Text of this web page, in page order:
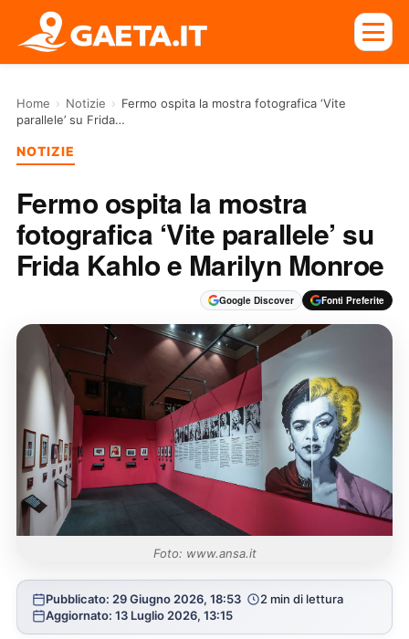
Home › Notizie › Fermo ospita la mostra fotografica ‘Vite
parallele’ su Frida…
NOTIZIE
Fermo ospita la mostra
fotografica ‘Vite parallele’ su
Frida Kahlo e Marilyn Monroe
Google Discover Fonti Preferite
Foto: www.ansa.it
Pubblicato: 29 Giugno 2026, 18:53
2 min di lettura
Aggiornato: 13 Luglio 2026, 13:15